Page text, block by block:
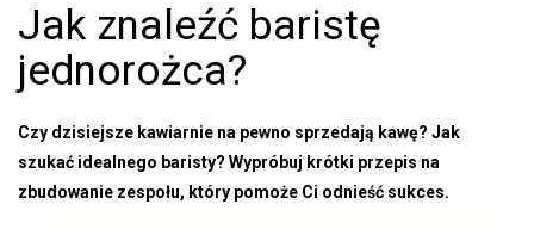
Jak znaleźć baristę
jednorożca?
Czy dzisiejsze kawiarnie na pewno sprzedają kawę? Jak
szukać idealnego baristy? Wypróbuj krótki przepis na
zbudowanie zespołu, który pomoże Ci odnieść sukces.